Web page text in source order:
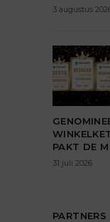
3 augustus
PAKT DE
31 juli 2026
PARTNERS